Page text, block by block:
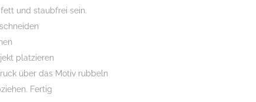
und staubfrei sein.
platzieren
über das Motiv rubbeln
Fertig